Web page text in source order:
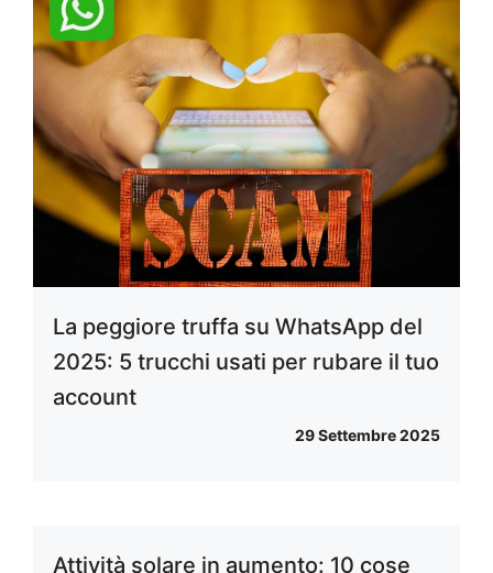
La peggiore truffa su WhatsApp del
2025: 5 trucchi usati per rubare il tuo
account
29 Settembre 2025
Attività solare in aumento: 10 cose